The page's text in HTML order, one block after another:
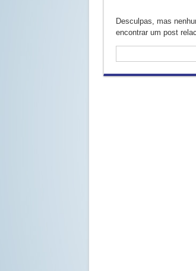
Desculpas, mas
encontrar um post
por: